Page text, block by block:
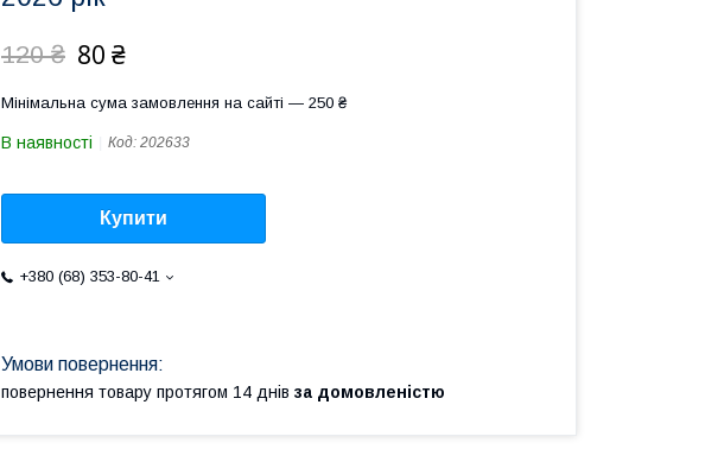
120 ₴ 80 ₴
Мінімальна сума замовлення на сайті — 250 ₴
В наявності Код: 202633
Купити
+380 (68) 353-80-41
повернення товару протягом 14 днів за домовленістю